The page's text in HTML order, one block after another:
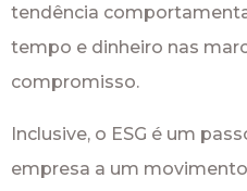
tendência
tempo e dinheiro nas
compromisso.
Inclusive, o ESG é um
empresa a um